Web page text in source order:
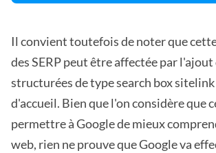
Il convient toutefois de noter que
des SERP peut être affectée par l'ajout
structurées de type search box
d'accueil. Bien que l'on considère que
permettre à Google de mieux
web, rien ne prouve que Google va